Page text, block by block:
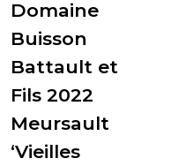
Domaine
Buisson
Battault et
Fils 2022
Meursault
‘Vieilles